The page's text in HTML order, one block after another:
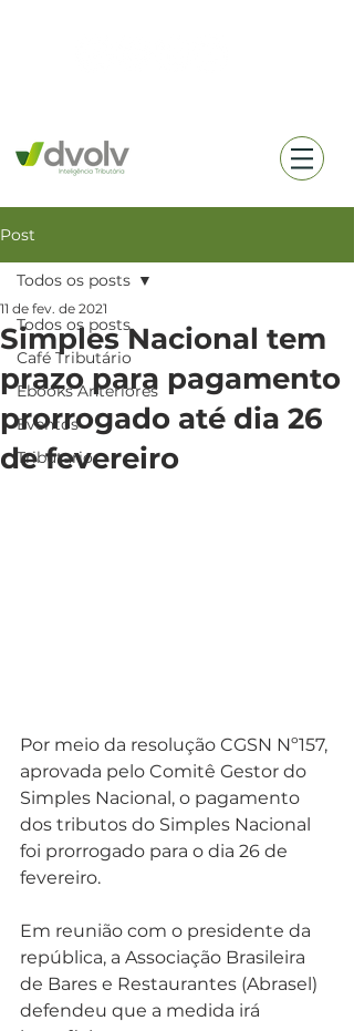
Post
Todos os posts
Café Tributário
Ebooks Anteriores
Eventos
Tributario
Todos os posts
Simples Nacional tem
prazo para pagamento
prorrogado até dia 26
de fevereiro
11 de fev. de 2021
Por meio da resolução CGSN Nº157,
aprovada pelo Comitê Gestor do
Simples Nacional, o pagamento
dos tributos do Simples Nacional
foi prorrogado para o dia 26 de
fevereiro.
Em reunião com o presidente da
república, a Associação Brasileira
de Bares e Restaurantes (Abrasel)
defendeu que a medida irá